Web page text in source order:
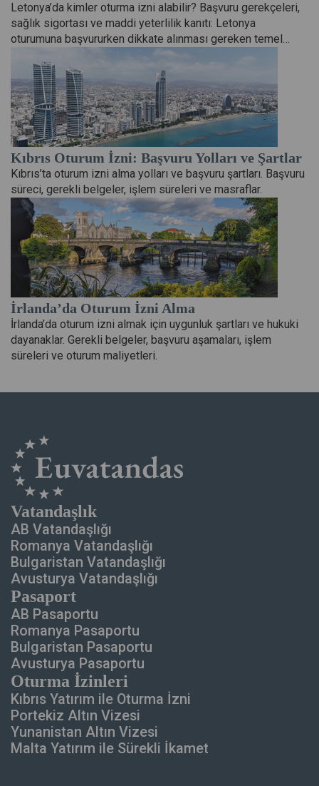
Letonya’da kimler oturma izni alabilir? Başvuru gerekçeleri,
sağlık sigortası ve maddi yeterlilik kanıtı: Letonya
oturumuna başvururken dikkate alınması gereken temel…
Kıbrıs Oturum İzni: Başvuru Yolları ve Şartlar
Kıbrıs’ta oturum izni alma yolları ve başvuru şartları. Başvuru
süreci, gerekli belgeler, işlem süreleri ve masraflar.
İrlanda’da Oturum İzni Alma
İrlanda’da oturum izni almak için uygunluk şartları ve hukuki
dayanaklar. Gerekli belgeler, başvuru aşamaları, işlem
süreleri ve oturum maliyetleri.
Vatandaşlık
AB Vatandaşlığı
Romanya Vatandaşlığı
Bulgaristan Vatandaşlığı
Avusturya Vatandaşlığı
Pasaport
AB Pasaportu
Romanya Pasaportu
Bulgaristan Pasaportu
Avusturya Pasaportu
Oturma İzinleri
Kıbrıs Yatırım ile Oturma İzni
Portekiz Altın Vizesi
Yunanistan Altın Vizesi
Malta Yatırım ile Sürekli İkamet